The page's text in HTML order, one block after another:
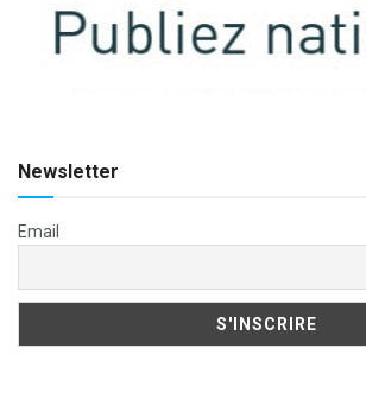
Newsletter
Email